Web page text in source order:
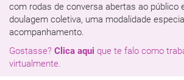
com rodas de conversa abertas ao público
doulagem coletiva, uma modalidade
acompanhamento.
Gostasse? Clica aqui que te falo como
virtualmente.